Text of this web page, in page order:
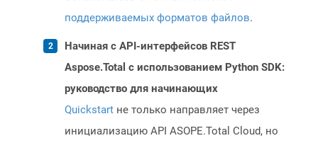
поддерживаемых форматов файлов.
Начиная с API-интерфейсов REST
Aspose.Total с использованием Python SDK:
руководство для начинающих
Quickstart не только направляет через
инициализацию API ASOPE.Total Cloud, но